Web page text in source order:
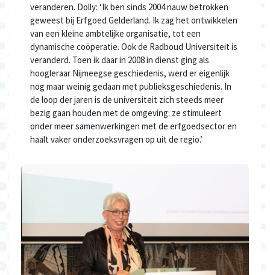
veranderen. Dolly: ‘Ik ben sinds 2004 nauw betrokken
geweest bij Erfgoed Gelderland. Ik zag het ontwikkelen
van een kleine ambtelijke organisatie, tot een
dynamische coöperatie. Ook de Radboud Universiteit is
veranderd. Toen ik daar in 2008 in dienst ging als
hoogleraar Nijmeegse geschiedenis, werd er eigenlijk
nog maar weinig gedaan met publieksgeschiedenis. In
de loop der jaren is de universiteit zich steeds meer
bezig gaan houden met de omgeving: ze stimuleert
onder meer samenwerkingen met de erfgoedsector en
haalt vaker onderzoeksvragen op uit de regio.’